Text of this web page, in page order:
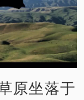
原坐落于